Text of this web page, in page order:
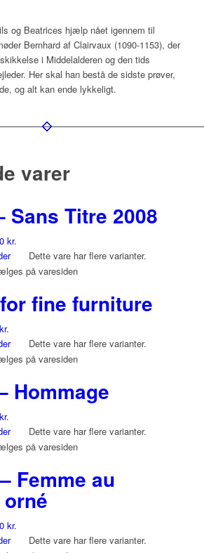
og Beatrices hjælp nået igennem til
Bernhard af Clairvaux (1090-1153), der
i Middelalderen og den tids
Her skal han bestå de sidste prøver,
og alt kan ende lykkeligt.
varer
Sans Titre 2008
kr.
Dette vare har flere varianter.
på varesiden
fine furniture
kr.
Dette vare har flere varianter.
på varesiden
Hommage
kr.
Dette vare har flere varianter.
på varesiden
Femme au
kr.
Dette vare har flere varianter.